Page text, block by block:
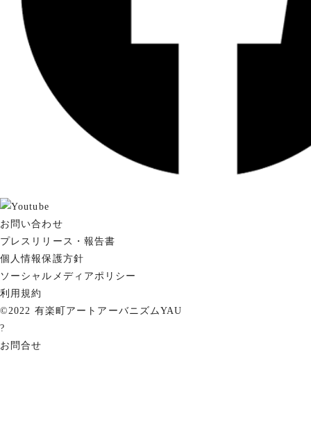
お問い合わせ
プレスリリース・報告書
個人情報保護方針
ソーシャルメディアポリシー
利用規約
©2022 有楽町アートアーバニズムYAU
?
お問合せ